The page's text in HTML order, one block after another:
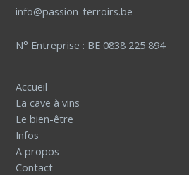
info@passion-terroirs.be
N° Entreprise : BE 0838 225 894
Accueil
La cave à vins
Le bien-être
Infos
A propos
Contact